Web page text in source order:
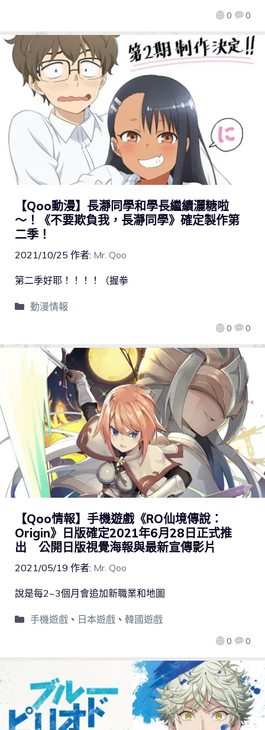
0 0
【Qoo動漫】長瀞同學和學長繼續灑糖啦
～！《不要欺負我，長瀞同學》確定製作第
二季！
2021/10/25 作者: Mr. Qoo
0 0
第二季好耶！！！！（握拳
動漫情報
【Qoo情報】手機遊戲《RO仙境傳說：
Origin》日版確定2021年6月28日正式推
出 公開日版視覺海報與最新宣傳影片
2021/05/19 作者: Mr. Qoo
0 0
說是每2~3個月會追加新職業和地圖
手機遊戲、 日本遊戲、 韓國遊戲